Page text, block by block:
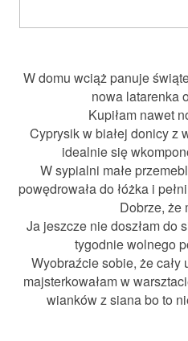
W domu wciąż panuje
nowa latarenka
Kupiłam nawet
Cyprysik w białej donicy z
idealnie się
W sypialni małe
powędrowała do łóżka i
Dobrze, że
Ja jeszcze nie doszłam do
tygodnie wolnego
Wyobraźcie sobie, że cały
majsterkowałam w
wianków z siana bo to